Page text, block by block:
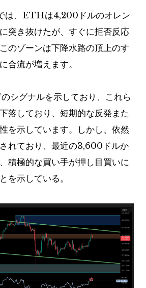
は、ETHは4,200ドルのオレン
突き抜けたが、すぐに拒否反応
のゾーンは下降水路の頂上のす
合流が増えます。
シグナルを示しており、これら
落しており、短期的な反発また
を示しています。しかし、依然
れており、最近の3,600ドルか
積極的な買い手が押し目買いに
を示している。